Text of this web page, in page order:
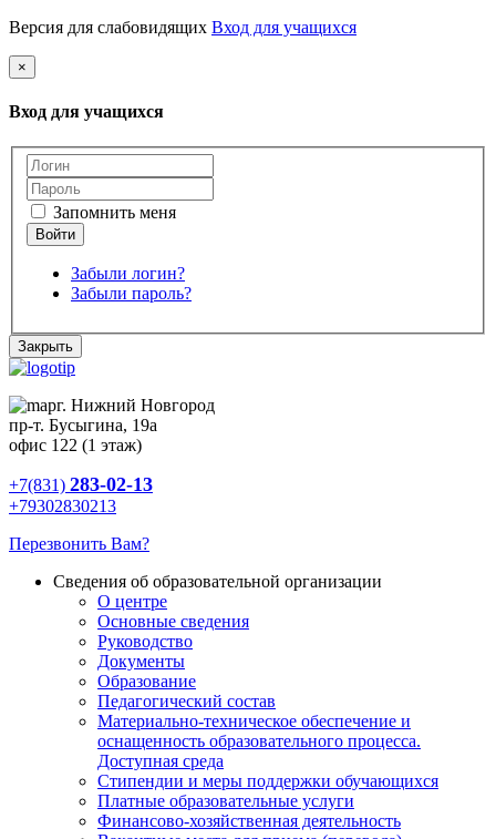
Версия для слабовидящих Вход для учащихся
×
Вход для учащихся
Запомнить меня
Забыли логин?
Забыли пароль?
Закрыть
г. Нижний Новгород
пр-т. Бусыгина, 19а
офис 122 (1 этаж)
+7(831) 283-02-13
+79302830213
Перезвонить Вам?
Сведения об образовательной организации
О центре
Основные сведения
Руководство
Документы
Образование
Педагогический состав
Материально-техническое обеспечение и
оснащенность образовательного процесса.
Доступная среда
Стипендии и меры поддержки обучающихся
Платные образовательные услуги
Финансово-хозяйственная деятельность